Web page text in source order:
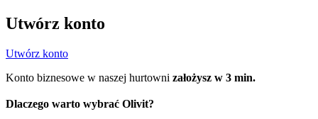
Utwórz konto
Utwórz konto
Konto biznesowe w naszej hurtowni założysz w 3 min.
Dlaczego warto wybrać Olivit?